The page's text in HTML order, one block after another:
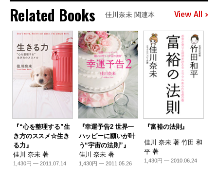
Related Books 佳川奈未 関連本 View All
『“心を整理する”生
き方のススメ☆生き
る力』
佳川 奈未 著
1,430円 — 2011.07.14
『幸運予告2 世界一
ハッピーに願いが叶
う“宇宙の法則”』
佳川 奈未 著
1,430円 — 2011.05.26
『富裕の法則』
佳川 奈未 著 竹田 和
平 著
1,430円 — 2010.06.24